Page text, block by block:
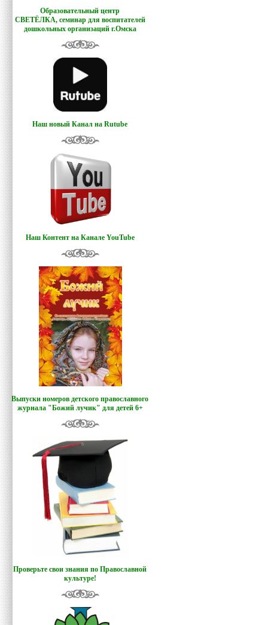
Образовательный центр
СВЕТЁЛКА, семинар для воспитателей
дошкольных организаций г.Омска
Наш новый Канал на Rutube
Наш Контент на Канале YouTube
Выпуски номеров детского православного
журнала "Божий лучик" для детей 6+
Проверьте свои знания по Православной
культуре!